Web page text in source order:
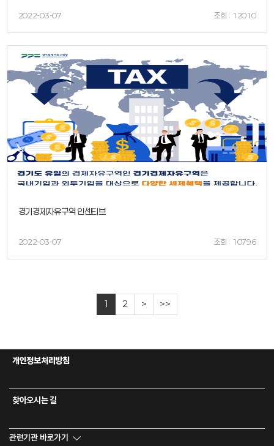
2022-03-07 조회 : 12010
경기경제자유구역 인센티브
2022-03-07 조회 : 10796
1 2 > >>
개인정보처리방침
찾아오시는 길
관련기관 바로가기